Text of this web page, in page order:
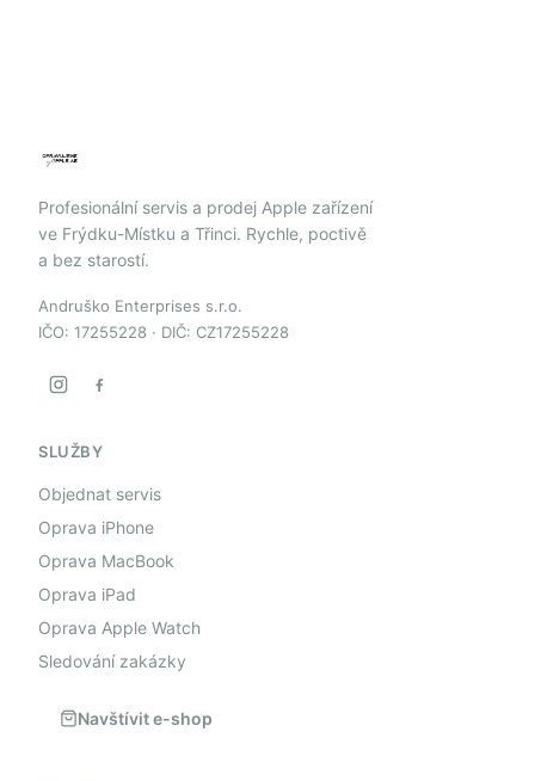
Profesionální servis a prodej Apple zařízení
ve Frýdku-Místku a Třinci. Rychle, poctivě
a bez starostí.
Andruško Enterprises s.r.o.
IČO: 17255228 · DIČ: CZ17255228
SLUŽBY
Objednat servis
Oprava iPhone
Oprava MacBook
Oprava iPad
Oprava Apple Watch
Sledování zakázky
Navštívit e-shop